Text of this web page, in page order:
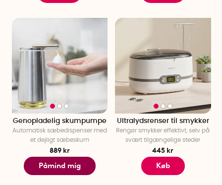
Genopladelig skumpumpe
Automatisk sæbedispenser med
et dejligt sæbeskum
889 kr
Påmind mig
Ultralydsrenser til smykker
Rengør smykker effektivt, selv på
svært tilgængelige steder
445 kr
Køb